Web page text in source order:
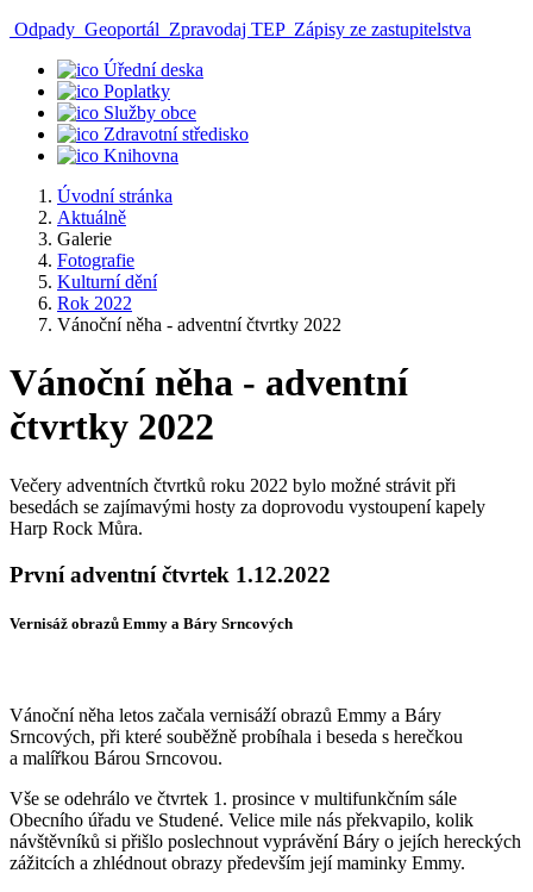
Odpady Geoportál Zpravodaj TEP Zápisy ze zastupitelstva
Úřední deska
Poplatky
Služby obce
Zdravotní středisko
Knihovna
Úvodní stránka
Aktuálně
Galerie
Fotografie
Kulturní dění
Rok 2022
Vánoční něha - adventní čtvrtky 2022
Vánoční něha - adventní
čtvrtky 2022
Večery adventních čtvrtků roku 2022 bylo možné strávit při
besedách se zajímavými hosty za doprovodu vystoupení kapely
Harp Rock Můra.
První adventní čtvrtek 1.12.2022
Vernisáž obrazů Emmy a Báry Srncových
Vánoční něha letos začala vernisáží obrazů Emmy a Báry
Srncových, při které souběžně probíhala i beseda s herečkou
a malířkou Bárou Srncovou.
Vše se odehrálo ve čtvrtek 1. prosince v multifunkčním sále
Obecního úřadu ve Studené. Velice mile nás překvapilo, kolik
návštěvníků si přišlo poslechnout vyprávění Báry o jejích hereckých
zážitcích a zhlédnout obrazy především její maminky Emmy.